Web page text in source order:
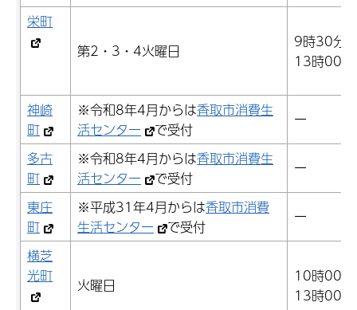
栄町
第2・3・4火曜日
9時30分
13時00
神崎
町
※令和8年4月からは香取市消費生
活センター
で受付
ー
多古
町
※令和8年4月からは香取市消費生
活センター
で受付
ー
東庄
町
※平成31年4月からは香取市消費
生活センター
で受付
ー
横芝
光町
火曜日
10時00
13時00